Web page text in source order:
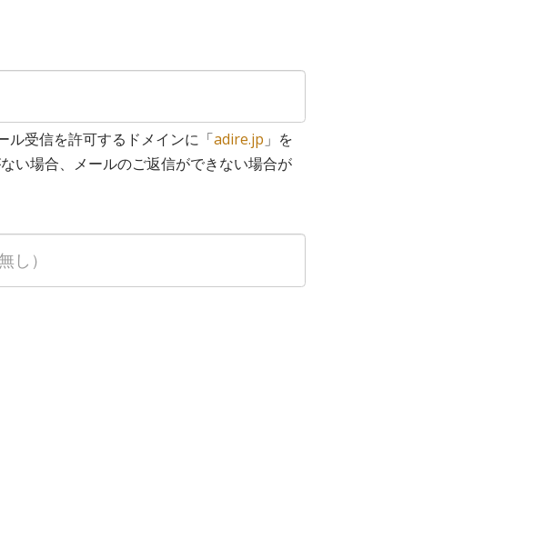
ル受信を許可するドメインに「adire.jp 」を
い場合、メールのご返信ができない場合が